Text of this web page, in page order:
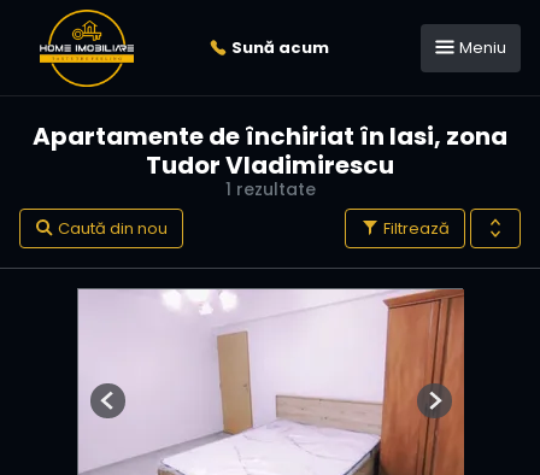
Sună acum Meniu
1 rezultate
Apartamente de închiriat în Iasi, zona
Tudor Vladimirescu
Filtrează
Caută din nou
Previous Next